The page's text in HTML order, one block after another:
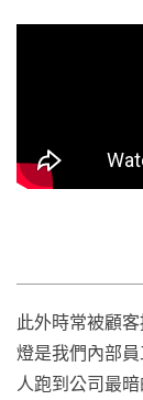
此外時常被顧
燈是我們內部
人跑到公司最